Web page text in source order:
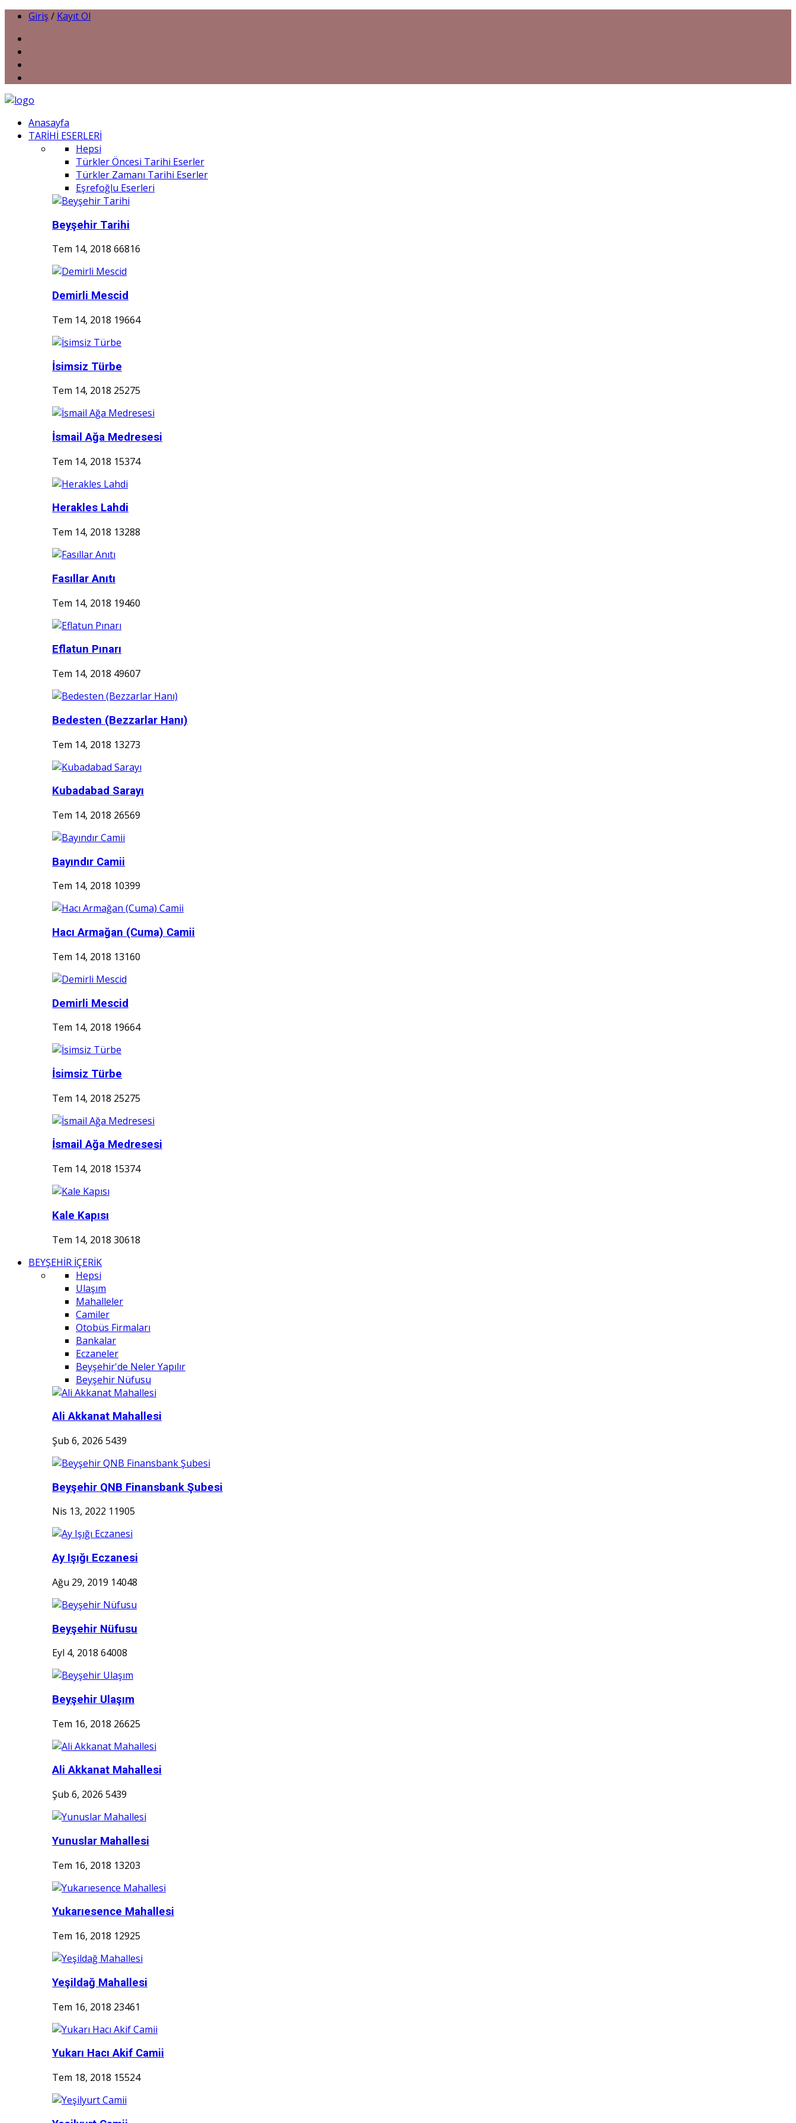
Giriş / Kayıt Ol
Anasayfa
TARİHİ ESERLERİ
Hepsi
Türkler Öncesi Tarihi Eserler
Türkler Zamanı Tarihi Eserler
Eşrefoğlu Eserleri
Beyşehir Tarihi
Tem 14, 2018 66816
Demirli Mescid
Tem 14, 2018 19664
İsimsiz Türbe
Tem 14, 2018 25275
İsmail Ağa Medresesi
Tem 14, 2018 15374
Herakles Lahdi
Tem 14, 2018 13288
Fasıllar Anıtı
Tem 14, 2018 19460
Eflatun Pınarı
Tem 14, 2018 49607
Bedesten (Bezzarlar Hanı)
Tem 14, 2018 13273
Kubadabad Sarayı
Tem 14, 2018 26569
Bayındır Camii
Tem 14, 2018 10399
Hacı Armağan (Cuma) Camii
Tem 14, 2018 13160
Demirli Mescid
Tem 14, 2018 19664
İsimsiz Türbe
Tem 14, 2018 25275
İsmail Ağa Medresesi
Tem 14, 2018 15374
Kale Kapısı
Tem 14, 2018 30618
BEYŞEHİR İÇERİK
Hepsi
Ulaşım
Mahalleler
Camiler
Otobüs Firmaları
Bankalar
Eczaneler
Beyşehir'de Neler Yapılır
Beyşehir Nüfusu
Ali Akkanat Mahallesi
Şub 6, 2026 5439
Beyşehir QNB Finansbank Şubesi
Nis 13, 2022 11905
Ay Işığı Eczanesi
Ağu 29, 2019 14048
Beyşehir Nüfusu
Eyl 4, 2018 64008
Beyşehir Ulaşım
Tem 16, 2018 26625
Ali Akkanat Mahallesi
Şub 6, 2026 5439
Yunuslar Mahallesi
Tem 16, 2018 13203
Yukarıesence Mahallesi
Tem 16, 2018 12925
Yeşildağ Mahallesi
Tem 16, 2018 23461
Yukarı Hacı Akif Camii
Tem 18, 2018 15524